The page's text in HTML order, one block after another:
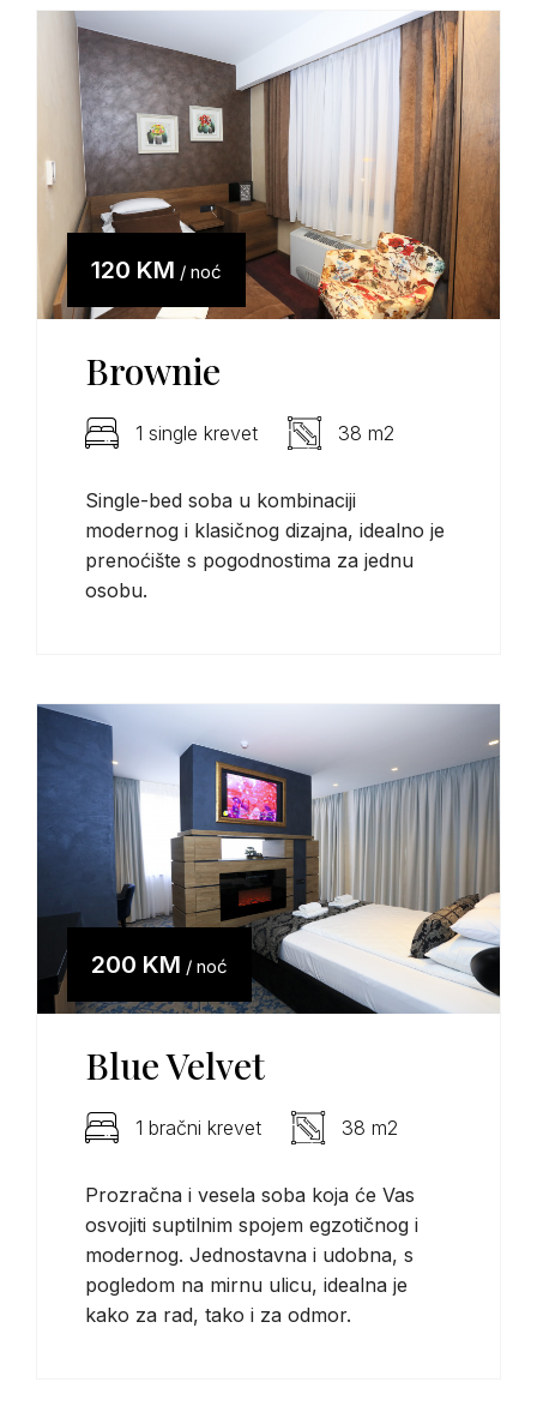
120 KM / noć
Brownie
1 single krevet 38 m2
Single-bed soba u kombinaciji
modernog i klasičnog dizajna, idealno je
prenoćište s pogodnostima za jednu
osobu.
200 KM / noć
Blue Velvet
1 bračni krevet 38 m2
Prozračna i vesela soba koja će Vas
osvojiti suptilnim spojem egzotičnog i
modernog. Jednostavna i udobna, s
pogledom na mirnu ulicu, idealna je
kako za rad, tako i za odmor.